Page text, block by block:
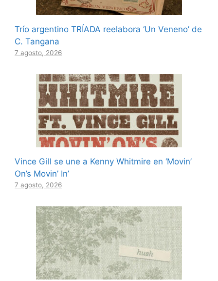
Trío argentino TRÍADA reelabora ‘Un Veneno’ de
C. Tangana
7 agosto, 2026
Vince Gill se une a Kenny Whitmire en ‘Movin’
On’s Movin’ In’
7 agosto, 2026